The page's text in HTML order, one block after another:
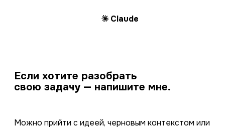
Claude
Если хотите разобрать
свою задачу — напишите мне.
Можно прийти с идеей, черновым контекстом или